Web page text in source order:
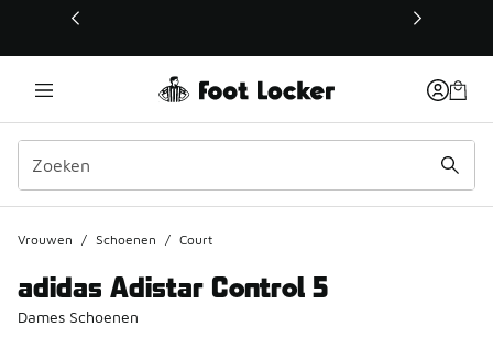
Deze link wordt geopend in een nieuw venster
Vrouwen / Schoenen / Court
adidas Adistar Control 5
Dames Schoenen